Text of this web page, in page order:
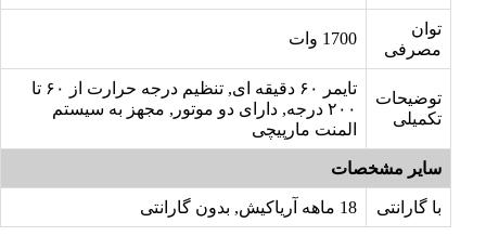
توان
مصرفی
1700 وات
توضیحات
تکمیلی
تایمر ۶۰ دقیقه ای, تنظیم درجه حرارت از ۶۰ تا
۲۰۰ درجه, دارای دو موتور, مجهز به سیستم
المنت مارپیچی
سایر مشخصات
با گارانتی